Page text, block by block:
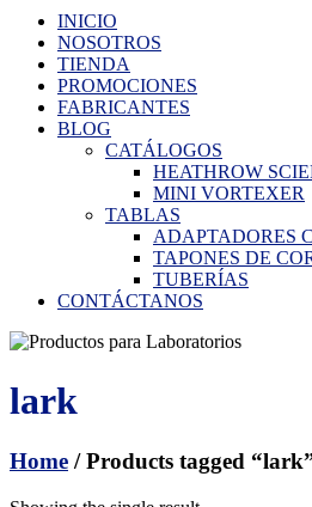
INICIO
NOSOTROS
TIENDA
PROMOCIONES
FABRICANTES
BLOG
CATÁLOGOS
HEATHROW
MINI VORTEXER
TABLAS
ADAPTADORES
TAPONES DE
TUBERÍAS
CONTÁCTANOS
lark
Home / Products tagged